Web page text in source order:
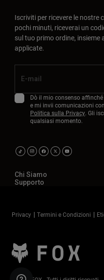
Iscriviti per ricevere le nostre
pochi minuti, riceverai un
sul tuo primo ordine, insieme
applicate.
Dò il mio consenso
e mi invii comunicazioni
Politica sulla Privacy. Gli
qualsiasi momento.
Chi Siamo
Supporto
Privacy Termini e Condizioni